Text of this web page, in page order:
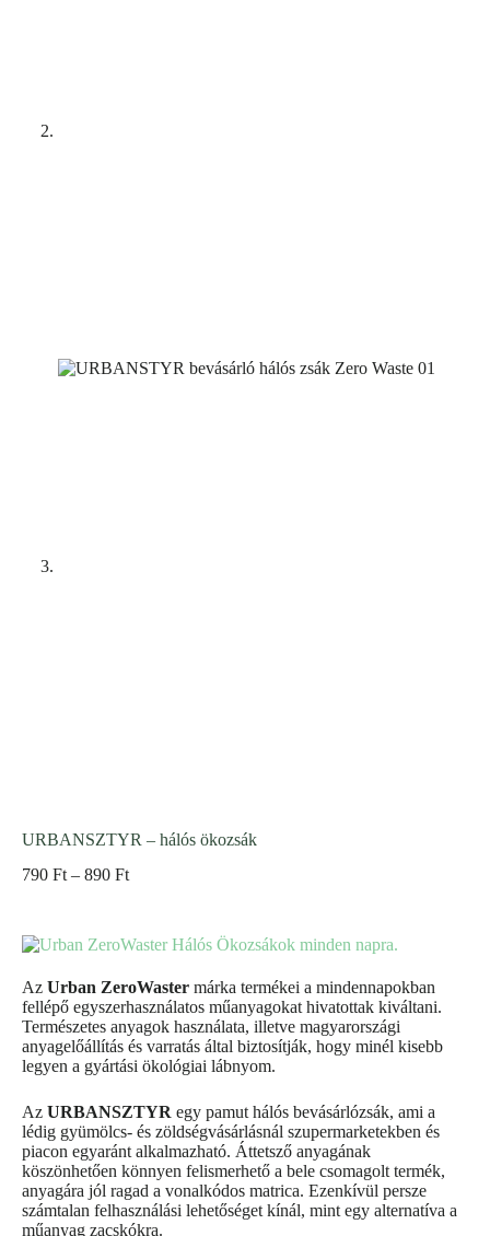
URBANSZTYR – hálós ökozsák
790 Ft – 890 Ft
Az Urban ZeroWaster márka termékei a mindennapokban
fellépő egyszerhasználatos műanyagokat hivatottak kiváltani.
Természetes anyagok használata, illetve magyarországi
anyagelőállítás és varratás által biztosítják, hogy minél kisebb
legyen a gyártási ökológiai lábnyom.
Az URBANSZTYR egy pamut hálós bevásárlózsák, ami a
lédig gyümölcs- és zöldségvásárlásnál szupermarketekben és
piacon egyaránt alkalmazható. Áttetsző anyagának
köszönhetően könnyen felismerhető a bele csomagolt termék,
anyagára jól ragad a vonalkódos matrica. Ezenkívül persze
számtalan felhasználási lehetőséget kínál, mint egy alternatíva a
műanyag zacskókra.